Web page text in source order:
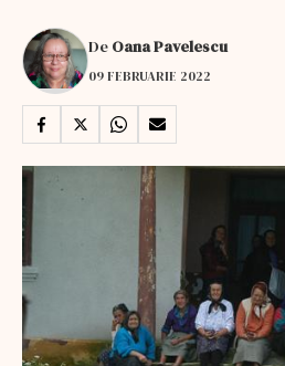
De Oana Pavelescu
09 FEBRUARIE 2022